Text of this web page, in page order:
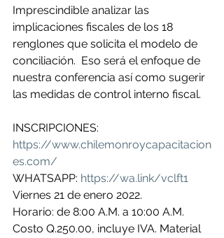
Imprescindible analizar las
implicaciones fiscales de los 18
renglones que solicita el modelo de
conciliación.  Eso será el enfoque de
nuestra conferencia así como sugerir
las medidas de control interno fiscal.
INSCRIPCIONES:
https://www.chilemonroycapacitacion
es.com/
WHATSAPP: https://wa.link/vclft1
Viernes 21 de enero 2022.
Horario: de 8:00 A.M. a 10:00 A.M.
Costo Q.250.00, incluye IVA. Material